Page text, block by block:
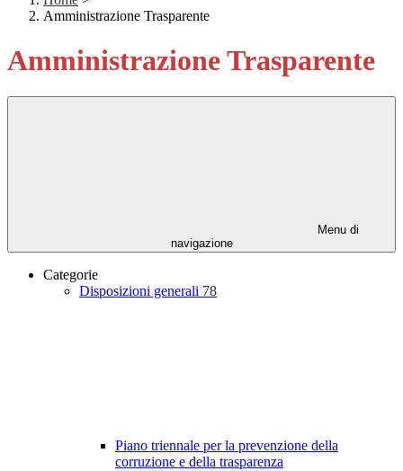
Amministrazione Trasparente
Amministrazione Trasparente
Menu di
navigazione
Categorie
Disposizioni generali 78
Piano triennale per la prevenzione della
corruzione e della trasparenza